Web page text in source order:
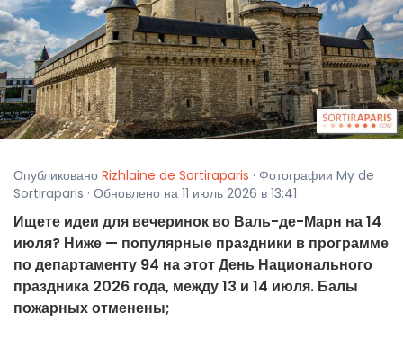
Опубликовано Rizhlaine de Sortiraparis · Фотографии My de
Sortiraparis · Обновлено на 11 июль 2026 в 13:41
Ищете идеи для вечеринок во Валь-де-Марн на 14
июля? Ниже — популярные праздники в программе
по департаменту 94 на этот День Национального
праздника 2026 года, между 13 и 14 июля. Балы
пожарных отменены;